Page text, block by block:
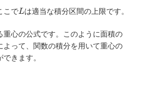
こでL
Lは適当な積分区間の上限です。
重心の公式です。このように面積の
よって、関数の積分を用いて重心の
きます。